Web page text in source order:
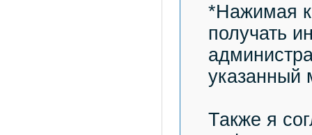
*Нажимая
получать
указанный
Также я